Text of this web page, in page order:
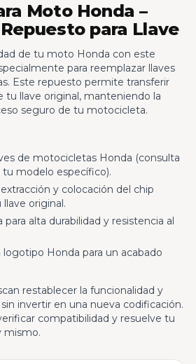
Moto Honda –
para Llave
de tu moto Honda con este
para reemplazar llaves
Este repuesto permite transferir
tu llave original, manteniendo la
seguro de tu motocicleta.
de motocicletas Honda (consulta
modelo específico).
y colocación del chip
original.
para alta durabilidad y resistencia al
logotipo Honda para un acabado
restablecer la funcionalidad y
invertir en una nueva codificación.
compatibilidad y resuelve tu
mismo.